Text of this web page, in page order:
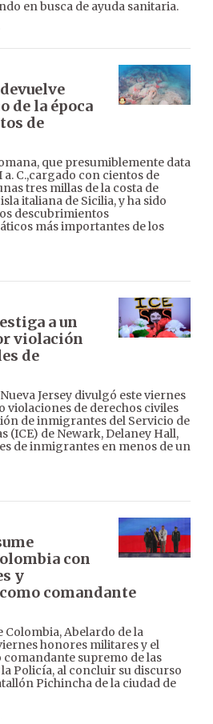
en busca de ayuda sanitaria.
de la época
de
que presumiblemente data
C.,cargado con cientos de
tres millas de la costa de
italiana de Sicilia, y ha sido
descubrimientos
más importantes de los
a un
violación
de
Jersey divulgó este viernes
violaciones de derechos civiles
de inmigrantes del Servicio de
(ICE) de Newark, Delaney Hall,
de inmigrantes en menos de un
con
y
comandante
Colombia, Abelardo de la
honores militares y el
supremo de las
Policía, al concluir su discurso
Pichincha de la ciudad de